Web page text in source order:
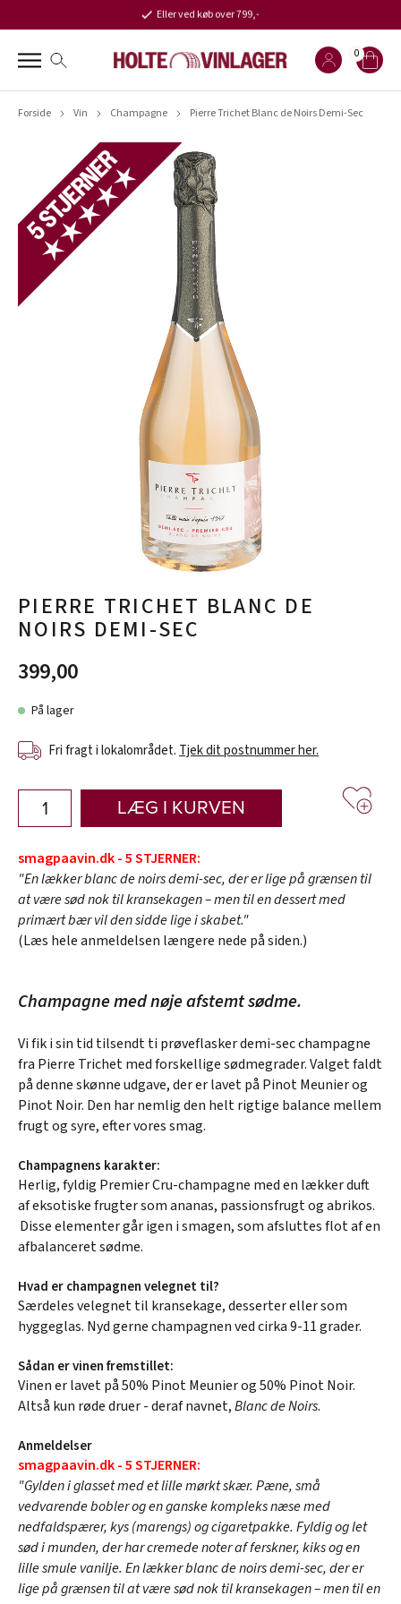
Eller ved køb over 799,-
0
Forside Vin Champagne Pierre Trichet Blanc de Noirs Demi-Sec
PIERRE TRICHET BLANC DE
NOIRS DEMI-SEC
399,00
På lager
Fri fragt i lokalområdet. Tjek dit postnummer her.
LÆG I KURVEN
smagpaavin.dk - 5 STJERNER:
"En lækker blanc de noirs demi-sec, der er lige på grænsen til
at være sød nok til kransekagen – men til en dessert med
primært bær vil den sidde lige i skabet."
(Læs hele anmeldelsen længere nede på siden.)
Champagne med nøje afstemt sødme.
Vi fik i sin tid tilsendt ti prøveflasker demi-sec champagne
fra Pierre Trichet med forskellige sødmegrader. Valget faldt
på denne skønne udgave, der er lavet på Pinot Meunier og
Pinot Noir. Den har nemlig den helt rigtige balance mellem
frugt og syre, efter vores smag.
Champagnens karakter:
Herlig, fyldig Premier Cru-champagne med en lækker duft
af eksotiske frugter som ananas, passionsfrugt og abrikos.
Disse elementer går igen i smagen, som afsluttes flot af en
afbalanceret sødme.
Hvad er champagnen velegnet til?
Særdeles velegnet til kransekage, desserter eller som
hyggeglas. Nyd gerne champagnen ved cirka 9-11 grader.
Sådan er vinen fremstillet:
Vinen er lavet på 50% Pinot Meunier og 50% Pinot Noir.
Altså kun røde druer - deraf navnet,Blanc de Noirs.
Anmeldelser
smagpaavin.dk - 5 STJERNER:
"Gylden i glasset med et lille mørkt skær. Pæne, små
vedvarende bobler og en ganske kompleks næse med
nedfaldspærer, kys (marengs) og cigaretpakke. Fyldig og let
sød i munden, der har cremede noter af ferskner, kiks og en
lille smule vanilje. En lækker blanc de noirs demi-sec, der er
lige på grænsen til at være sød nok til kransekagen – men til en